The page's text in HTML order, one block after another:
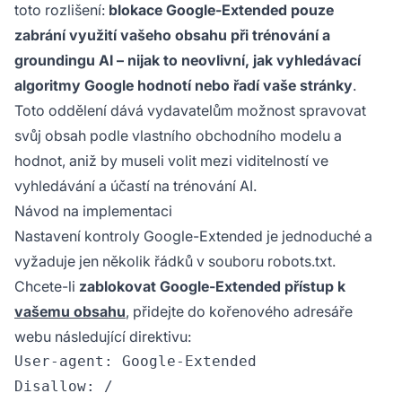
toto rozlišení: blokace Google-Extended pouze
zabrání využití vašeho obsahu při trénování a
groundingu AI – nijak to neovlivní, jak vyhledávací
algoritmy Google hodnotí nebo řadí vaše stránky.
Toto oddělení dává vydavatelům možnost spravovat
svůj obsah podle vlastního obchodního modelu a
hodnot, aniž by museli volit mezi viditelností ve
vyhledávání a účastí na trénování AI.
Návod na implementaci
Nastavení kontroly Google-Extended je jednoduché a
vyžaduje jen několik řádků v souboru robots.txt.
Chcete-li zablokovat Google-Extended přístup k
vašemu obsahu, přidejte do kořenového adresáře
webu následující direktivu:
User-agent: Google-Extended